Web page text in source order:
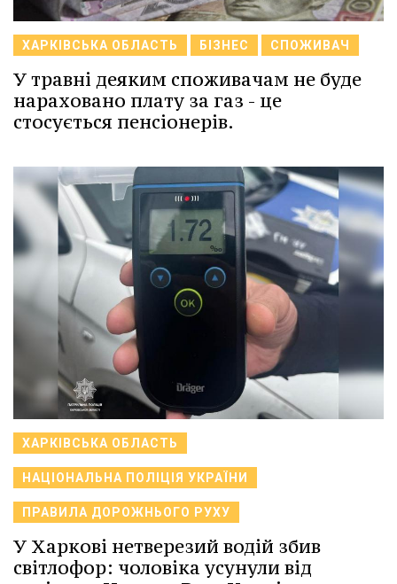
ХАРКІВСЬКА ОБЛАСТЬ БІЗНЕС СПОЖИВАЧ
У травні деяким споживачам не буде
нараховано плату за газ - це
стосується пенсіонерів.
ХАРКІВСЬКА ОБЛАСТЬ
НАЦІОНАЛЬНА ПОЛІЦІЯ УКРАЇНИ
ПРАВИЛА ДОРОЖНЬОГО РУХУ
У Харкові нетверезий водій збив
світлофор: чоловіка усунули від